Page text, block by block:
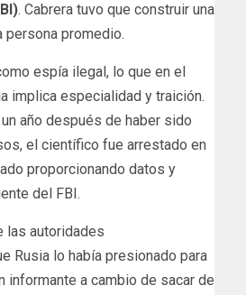
. Cabrera tuvo que construir una
persona promedio.
espía ilegal, lo que en el
implica especialidad y traición.
año después de haber sido
el científico fue arrestado en
proporcionando datos y
del FBI.
las autoridades
Rusia lo había presionado para
informante a cambio de sacar de